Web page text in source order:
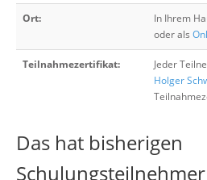
Ort:
In Ihrem
oder als
Teilnahmezertifikat: Jeder
Holger
Das hat bisherigen